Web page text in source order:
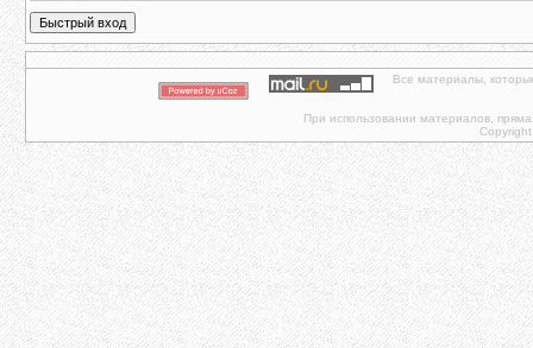
Все материалы,
При использовании материалов,